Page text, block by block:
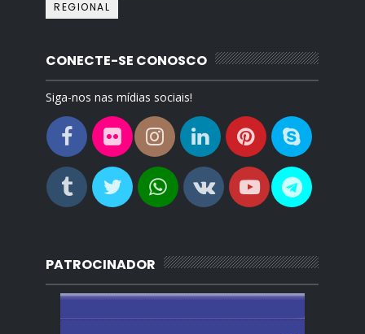
REGIONAL
CONECTE-SE CONOSCO
Siga-nos nas mídias sociais!
PATROCINADOR